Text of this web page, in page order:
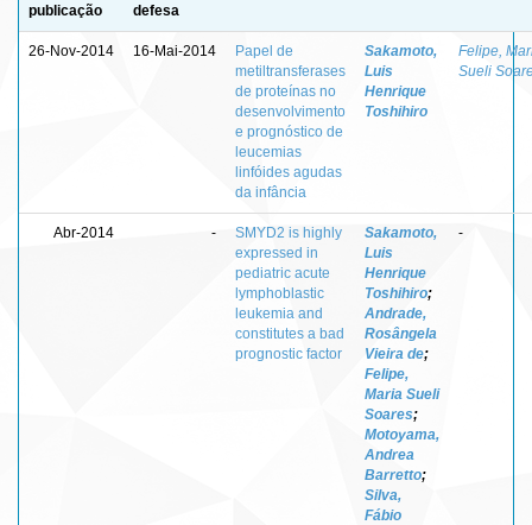
publicação
defesa
26-Nov-2014 16-Mai-2014
Papel de
metiltransferases
de proteínas no
desenvolvimento
e prognóstico de
leucemias
linfóides agudas
da infância
Sakamoto,
Luis
Henrique
Toshihiro
Felipe,
Sueli
Abr-2014 -
SMYD2 is highly
expressed in
pediatric acute
lymphoblastic
leukemia and
constitutes a bad
prognostic factor
Sakamoto,
Luis
Henrique
Toshihiro;
Andrade,
Rosângela
Vieira de;
Felipe,
Maria Sueli
Soares;
Motoyama,
Andrea
Barretto;
Silva,
Fábio
-